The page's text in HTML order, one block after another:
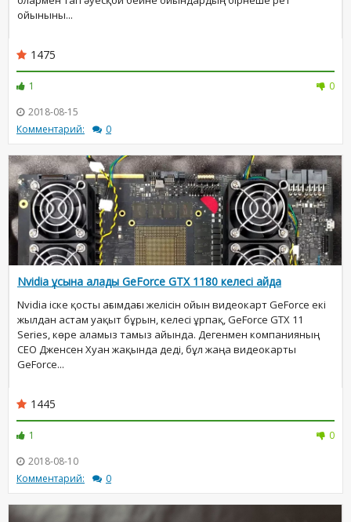
ойыныны...
1475
1
0
2018-08-15
Комментарий:
0
Nvidia ұсына алады GeForce GTX 1180 келесі айда
Nvidia іске қосты ағымдағы желісін ойын видеокарт GeForce екі
жылдан астам уақыт бұрын, келесі ұрпақ, GeForce GTX 11
Series, көре аламыз тамыз айында. Дегенмен компанияның
CEO Дженсен Хуан жақында деді, бұл жаңа видеокарты
GeForce...
1445
1
0
2018-08-10
Комментарий:
0